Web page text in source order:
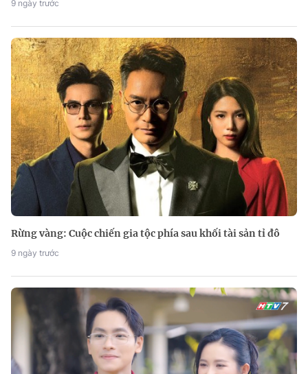
9 ngày trước
Rừng vàng: Cuộc chiến gia tộc phía sau khối tài sản tỉ đô
9 ngày trước